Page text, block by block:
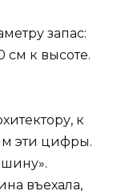
запас:
см к высоте.
к
эти цифры.
въехала,